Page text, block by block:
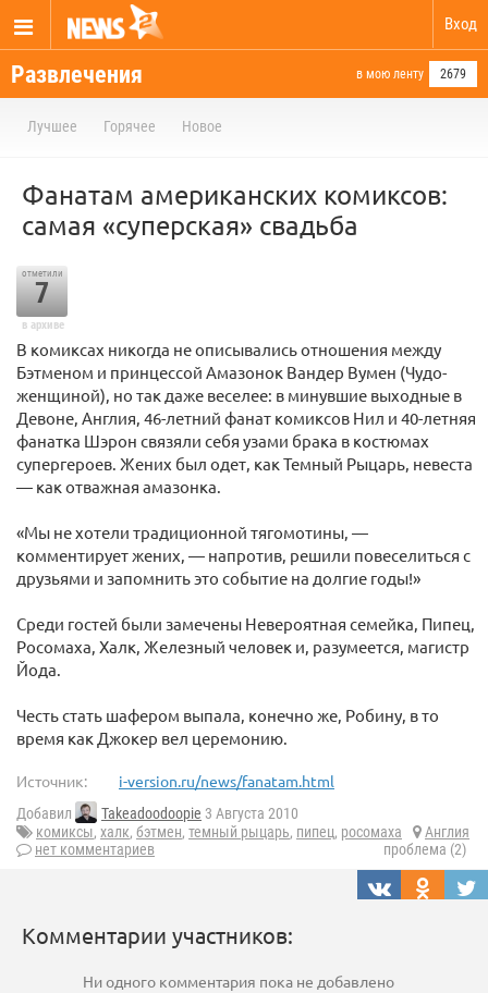
Вход
Развлечения в мою ленту 2679
Лучшее Горячее Новое
Фанатам американских комиксов:
самая «суперская» свадьба
отметили
7
в архиве
В комиксах никогда не описывались отношения между
Бэтменом и принцессой Амазонок Вандер Вумен (Чудо-
женщиной), но так даже веселее: в минувшие выходные в
Девоне, Англия, 46-летний фанат комиксов Нил и 40-летняя
фанатка Шэрон связяли себя узами брака в костюмах
супергероев. Жених был одет, как Темный Рыцарь, невеста
— как отважная амазонка.
«Мы не хотели традиционной тягомотины, —
комментирует жених, — напротив, решили повеселиться с
друзьями и запомнить это событие на долгие годы!»
Среди гостей были замечены Невероятная семейка, Пипец,
Росомаха, Халк, Железный человек и, разумеется, магистр
Йода.
Честь стать шафером выпала, конечно же, Робину, в то
время как Джокер вел церемонию.
Источник: i-version.ru/news/fanatam.html
Добавил Takeadoodoopie 3 Августа 2010
комиксы, халк, бэтмен, темный рыцарь, пипец, росомаха
Англия
нет комментариев
проблема (2)
Комментарии участников:
Ни одного комментария пока не добавлено